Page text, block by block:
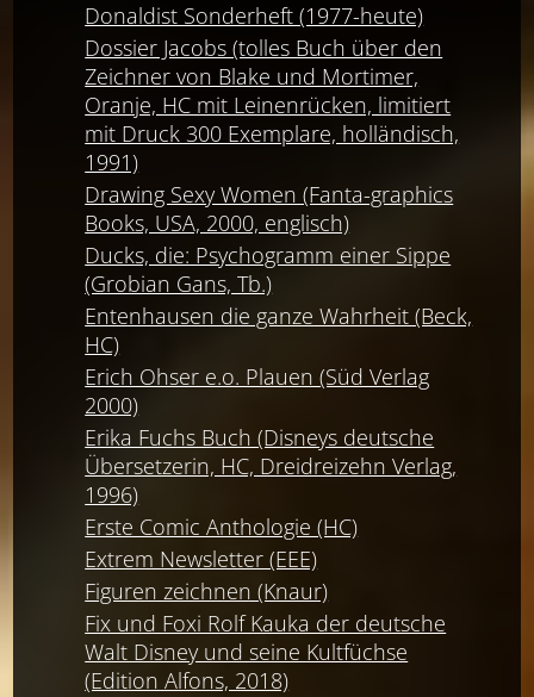
Donaldist Sonderheft (1977-heute)
Dossier Jacobs (tolles Buch über den
Zeichner von Blake und Mortimer,
Oranje, HC mit Leinenrücken, limitiert
mit Druck 300 Exemplare, holländisch,
1991)
Drawing Sexy Women (Fanta-graphics
Books, USA, 2000, englisch)
Ducks, die: Psychogramm einer Sippe
(Grobian Gans, Tb.)
Entenhausen die ganze Wahrheit (Beck,
HC)
Erich Ohser e.o. Plauen (Süd Verlag
2000)
Erika Fuchs Buch (Disneys deutsche
Übersetzerin, HC, Dreidreizehn Verlag,
1996)
Erste Comic Anthologie (HC)
Extrem Newsletter (EEE)
Figuren zeichnen (Knaur)
Fix und Foxi Rolf Kauka der deutsche
Walt Disney und seine Kultfüchse
(Edition Alfons, 2018)